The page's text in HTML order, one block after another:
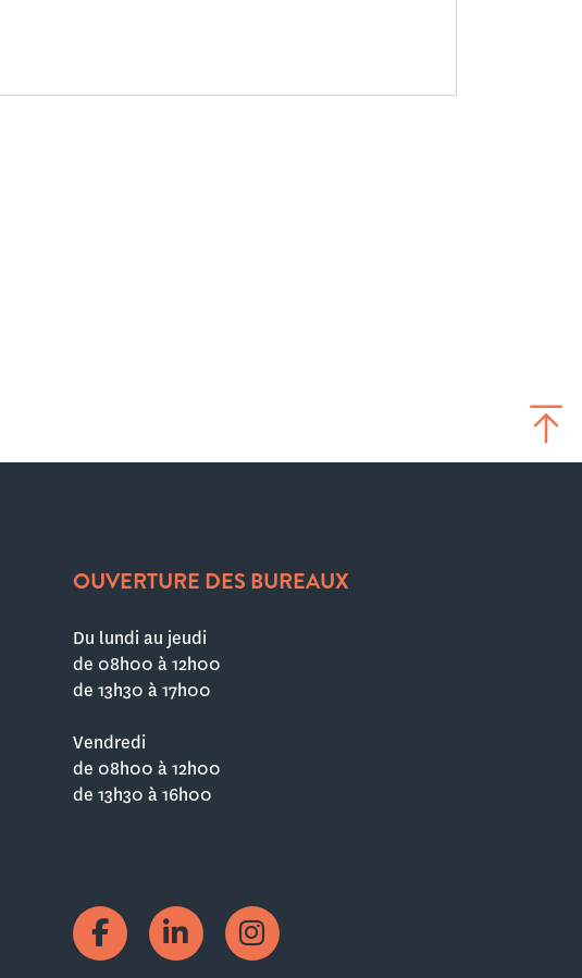
OUVERTURE DES BUREAUX
Du lundi au jeudi
de 08h00 à 12h00
de 13h30 à 17h00
Vendredi
de 08h00 à 12h00
de 13h30 à 16h00